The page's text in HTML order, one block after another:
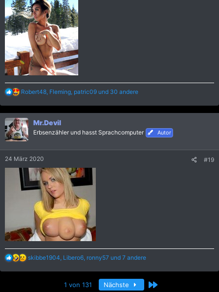
R
a
k
t
i
o
n
:
Robert48, Fleming, patric09 und 30 andere
Mr.Devil
Erbsenzähler und hasst Sprachcomputer Autor
24 März 2020 #19
R
a
skibbe1904, Libero6, ronny57 und 7 andere
1 von 131 Nächste Letzte